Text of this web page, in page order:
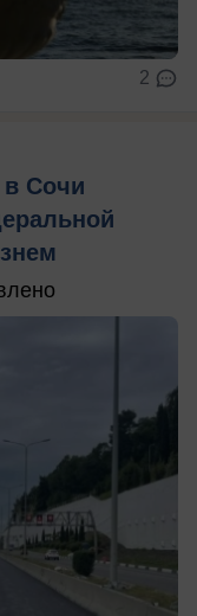
2
в Сочи